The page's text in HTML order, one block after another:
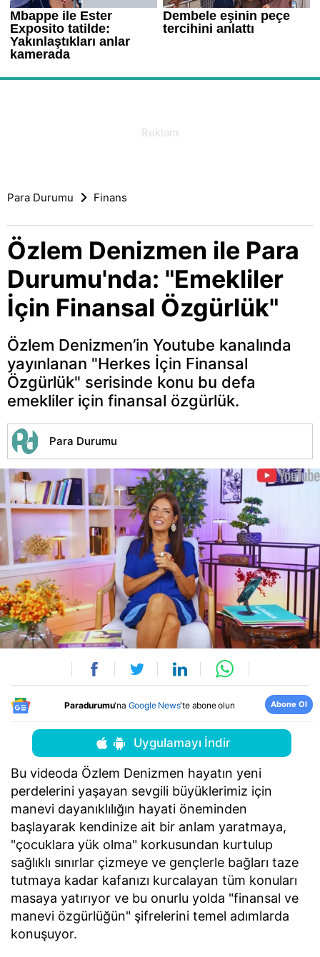
Para Durumu Finans
Özlem Denizmen ile Para
Durumu'nda: "Emekliler
İçin Finansal Özgürlük"
Özlem Denizmen’in Youtube kanalında
yayınlanan "Herkes İçin Finansal
Özgürlük" serisinde konu bu defa
emekliler için finansal özgürlük.
Para Durumu
Paradurumu'na Google News'te abone olun Abone Ol
Uygulamayı İndir
Bu videoda Özlem Denizmen hayatın yeni
perdelerini yaşayan sevgili büyüklerimiz için
manevi dayanıklılığın hayati öneminden
başlayarak kendinize ait bir anlam yaratmaya,
"çocuklara yük olma" korkusundan kurtulup
sağlıklı sınırlar çizmeye ve gençlerle bağları taze
tutmaya kadar kafanızı kurcalayan tüm konuları
masaya yatırıyor ve bu onurlu yolda "finansal ve
manevi özgürlüğün" şifrelerini temel adımlarda
konuşuyor.